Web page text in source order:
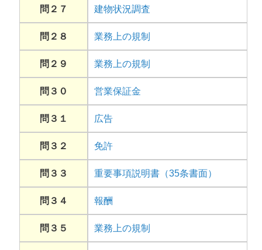
問２７ 建物状況調査
問２８ 業務上の規制
問２９ 業務上の規制
問３０ 営業保証金
問３１ 広告
問３２ 免許
問３３ 重要事項説明書（35条書面）
問３４ 報酬
問３５ 業務上の規制